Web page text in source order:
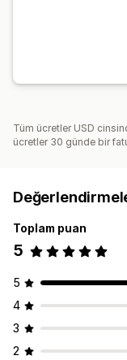
Tüm ücretler USD
ücretler 30 günde bir
Toplam puan
5
5
4
3
2